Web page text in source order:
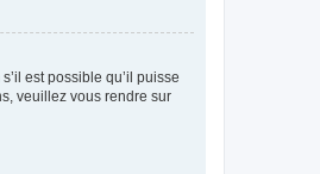
est possible qu’il puisse
veuillez vous rendre sur